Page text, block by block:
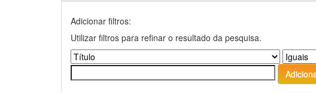
Adicionar filtros:
Utilizar filtros para refinar o resultado da pesquisa.